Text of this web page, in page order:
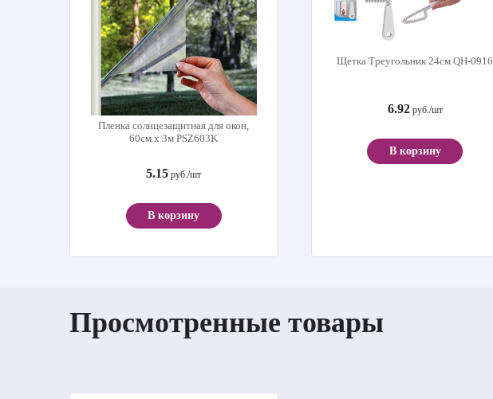
Пленка солнцезащитная для окон,
60см х 3м PSZ603K
5.15 руб./шт
В корзину
Щетка Треугольник 24см QH-0916
6.92руб./шт
В корзину
Просмотренные товары